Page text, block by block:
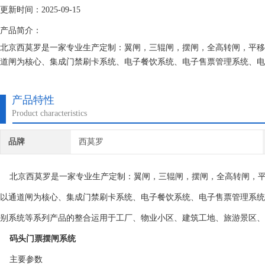
更新时间：2025-09-15
产品简介：
北京西莫罗是一家专业生产定制：翼闸，三辊闸，摆闸，全高转闸，平
道闸为核心、集成门禁刷卡系统、电子餐饮系统、电子售票管理系统、
产品特性
Product characteristics
品牌 西莫罗
北京西莫罗是一家专业生产定制：翼闸，三辊闸，摆闸，全高转闸，
以通道闸为核心、集成门禁刷卡系统、电子餐饮系统、电子售票管理系
别系统等系列产品的整合运用于工厂、物业小区、建筑工地、旅游景区
码头门票摆闸系统
主要参数